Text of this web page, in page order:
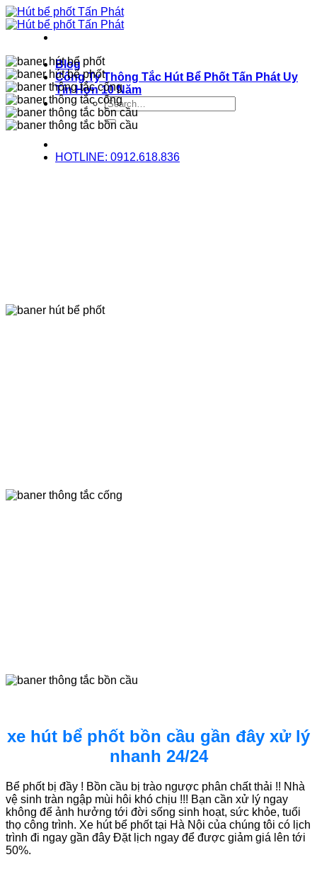
Bỏ
qua
Blog
Công Ty Thông Tắc Hút Bể Phốt Tấn Phát Uy
Tín Hơn 10 Năm
HOTLINE: 0912.618.836
xe hút bể phốt bồn cầu gần đây xử lý
nhanh 24/24
Bể phốt bị đầy ! Bồn cầu bị trào ngược phân chất thải !! Nhà
vệ sinh tràn ngập mùi hôi khó chịu !!! Bạn cần xử lý ngay
không để ảnh hưởng tới đời sống sinh hoạt, sức khỏe, tuổi
thọ công trình. Xe hút bể phốt tại Hà Nội của chúng tôi có lịch
trình đi ngay gần đây Đặt lịch ngay để được giảm giá lên tới
50%.